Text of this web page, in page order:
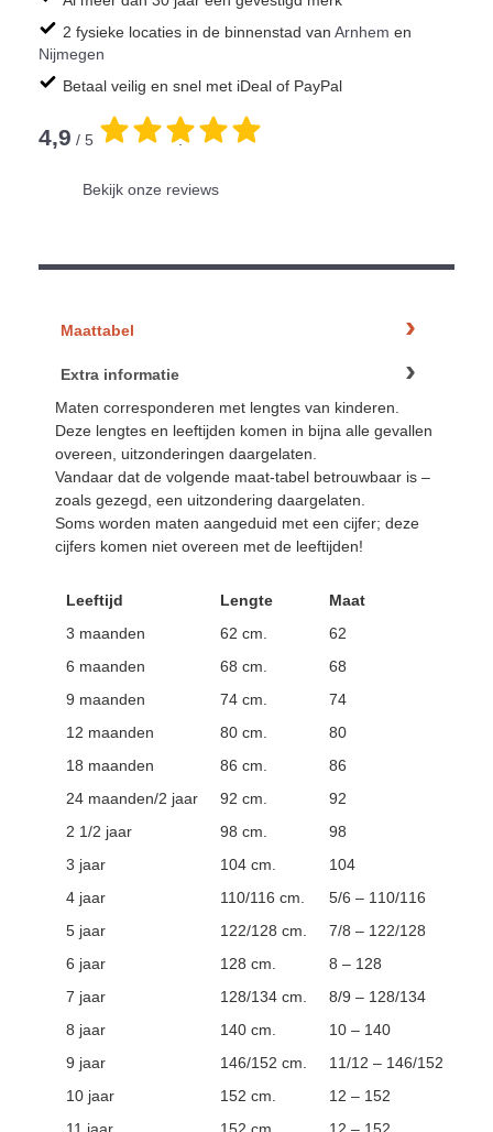
2 fysieke locaties in de binnenstad van Arnhem en
Nijmegen
Betaal veilig en snel met iDeal of PayPal
4,9 / 5 .
Bekijk onze reviews
Maattabel
Extra informatie
Maten corresponderen met lengtes van kinderen.
Deze lengtes en leeftijden komen in bijna alle gevallen
overeen, uitzonderingen daargelaten.
Vandaar dat de volgende maat-tabel betrouwbaar is –
zoals gezegd, een uitzondering daargelaten.
Soms worden maten aangeduid met een cijfer; deze
cijfers komen niet overeen met de leeftijden!
Leeftijd Lengte
Maat
3 maanden
62 cm.
62
6 maanden
68 cm.
68
9 maanden
74 cm.
74
12 maanden
80 cm.
80
18 maanden
86 cm.
86
24 maanden/2 jaar
92 cm.
92
2 1/2 jaar
98 cm.
98
3 jaar
104 cm.
104
4 jaar
110/116 cm.
5/6 – 110/116
5 jaar
122/128 cm.
7/8 – 122/128
6 jaar
128 cm.
8 – 128
7 jaar
128/134 cm.
8/9 – 128/134
8 jaar
140 cm.
10 – 140
9 jaar
146/152 cm.
11/12 – 146/152
10 jaar
152 cm.
12 – 152